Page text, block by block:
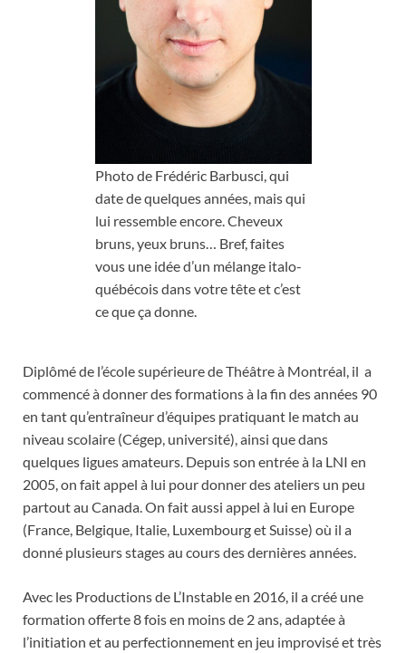
Photo de Frédéric Barbusci, qui
date de quelques années, mais qui
lui ressemble encore. Cheveux
bruns, yeux bruns… Bref, faites
vous une idée d’un mélange italo-
québécois dans votre tête et c’est
ce que ça donne.
Diplômé de l’école supérieure de Théâtre à Montréal, il a
commencé à donner des formations à la fin des années 90
en tant qu’entraîneur d’équipes pratiquant le match au
niveau scolaire (Cégep, université), ainsi que dans
quelques ligues amateurs. Depuis son entrée à la LNI en
2005, on fait appel à lui pour donner des ateliers un peu
partout au Canada. On fait aussi appel à lui en Europe
(France, Belgique, Italie, Luxembourg et Suisse) où il a
donné plusieurs stages au cours des dernières années.
Avec les Productions de L’Instable en 2016, il a créé une
formation offerte 8 fois en moins de 2 ans, adaptée à
l’initiation et au perfectionnement en jeu improvisé et très